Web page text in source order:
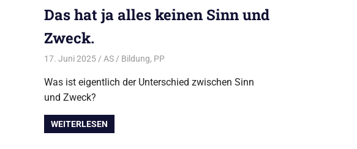
Das hat ja alles keinen Sinn und
Zweck.
17. Juni 2025 AS Bildung, PP
Was ist eigentlich der Unterschied zwischen Sinn
und Zweck?
WEITERLESEN